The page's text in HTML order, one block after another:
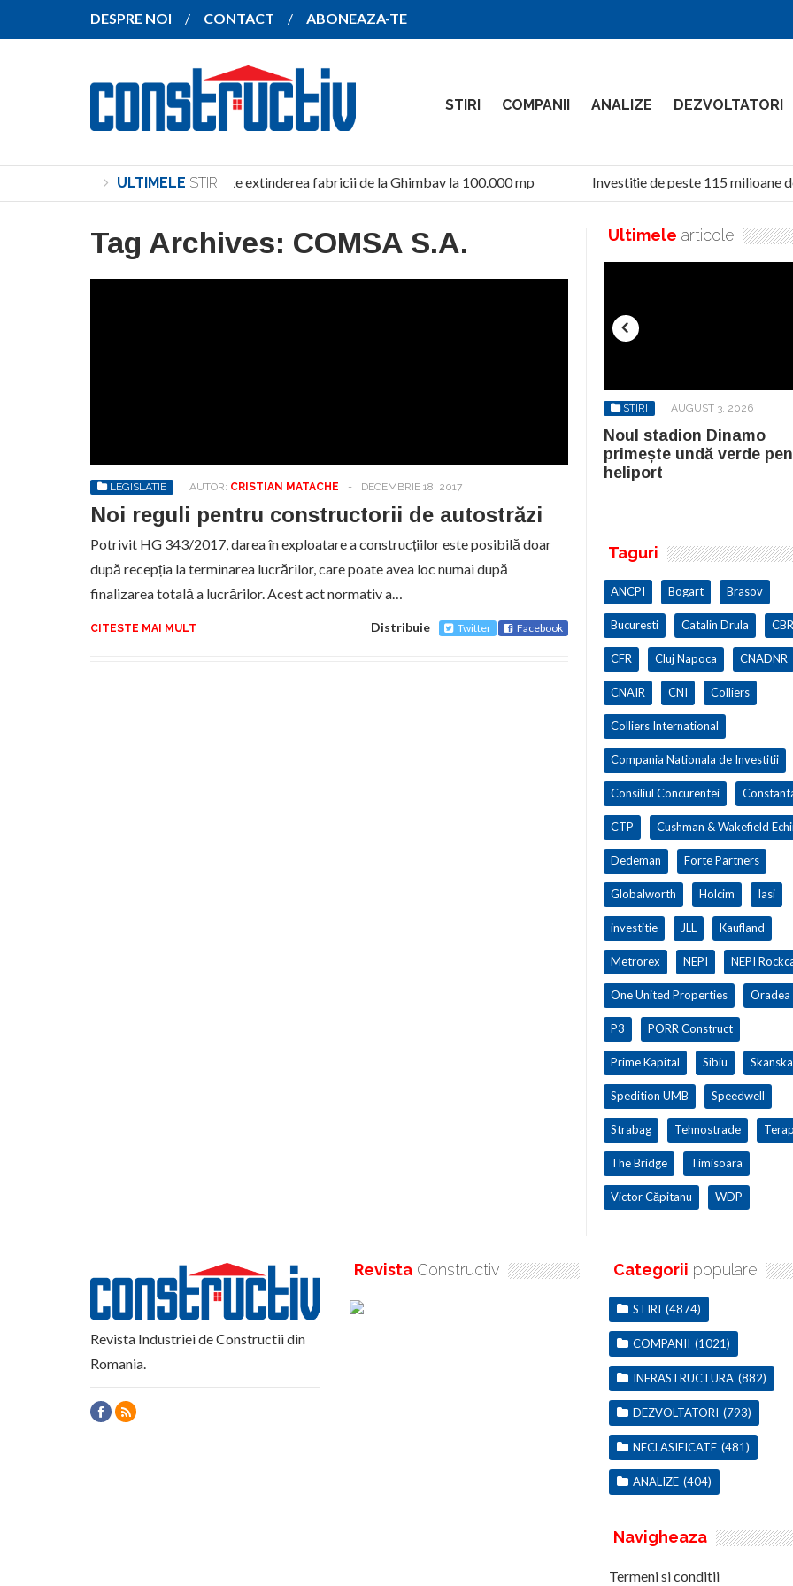
DESPRE NOI CONTACT ABONEAZA-TE
STIRI COMPANII ANALIZE DEZVOLTATORI
ULTIMELE STIRI
SANY pregătește extinderea fabricii de la Ghimbav la 100.000 mp Investiție de peste 115 milioane
Tag Archives: COMSA S.A.
LEGISLATIE AUTOR: CRISTIAN MATACHE - DECEMBRIE 18, 2017
Noi reguli pentru constructorii de autostrăzi
Potrivit HG 343/2017, darea în exploatare a construcțiilor este posibilă doar
după recepția la terminarea lucrărilor, care poate avea loc numai după
finalizarea totală a lucrărilor. Acest act normativ a…
CITESTE MAI MULT Distribuie Twitter Facebook
Ultimele articole
STIRI AUGUST 3, 2026
Noul stadion Dinamo
primește undă verde
heliport
Taguri
ANCPI Bogart Brasov
Bucuresti Catalin Drula
CFR Cluj Napoca CNADNR
CNAIR CNI Colliers
Colliers International
Compania Nationala de Investitii
Consiliul Concurentei
CTP Cushman & Wakefield
Dedeman Forte Partners
Globalworth Holcim Iasi
investitie JLL Kaufland
Metrorex NEPI NEPI
One United Properties Oradea
P3 PORR Construct
Prime Kapital Sibiu Skanska
Spedition UMB Speedwell
Strabag Tehnostrade
The Bridge Timisoara
Victor Căpitanu WDP
Revista Industriei de Constructii din
Romania.
Revista Constructiv Categorii populare
STIRI (4874)
COMPANII (1021)
INFRASTRUCTURA (882)
DEZVOLTATORI (793)
NECLASIFICATE (481)
ANALIZE (404)
Navigheaza
Termeni si conditii